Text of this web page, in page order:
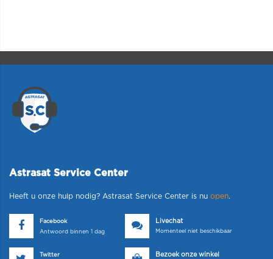
Astrasat Service Center
Heeft u onze hulp nodig? Astrasat Service Center is nu open.
Facebook
Antwoord binnen 1 dag
Livechat
Momenteel niet beschikbaar
Twitter
Bezoek onze winkel